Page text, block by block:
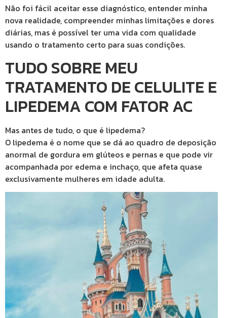
Não foi fácil aceitar esse diagnóstico, entender minha
nova realidade, compreender minhas limitações e dores
diárias, mas é possível ter uma vida com qualidade
usando o tratamento certo para suas condições.
TUDO SOBRE MEU
TRATAMENTO DE CELULITE E
LIPEDEMA COM FATOR AC
Mas antes de tudo, o que é lipedema?
O lipedema é o nome que se dá ao quadro de deposição
anormal de gordura em glúteos e pernas e que pode vir
acompanhada por edema e inchaço, que afeta quase
exclusivamente mulheres em idade adulta.